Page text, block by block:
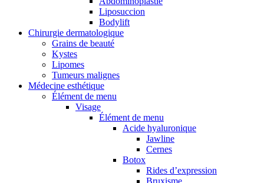
Liposuccion
Bodylift
Chirurgie dermatologique
Grains de beauté
Kystes
Lipomes
Tumeurs malignes
Médecine esthétique
Élément de menu
Visage
Élément de menu
Acide hyaluronique
Jawline
Cernes
Botox
Rides d’expression
Bruxisme